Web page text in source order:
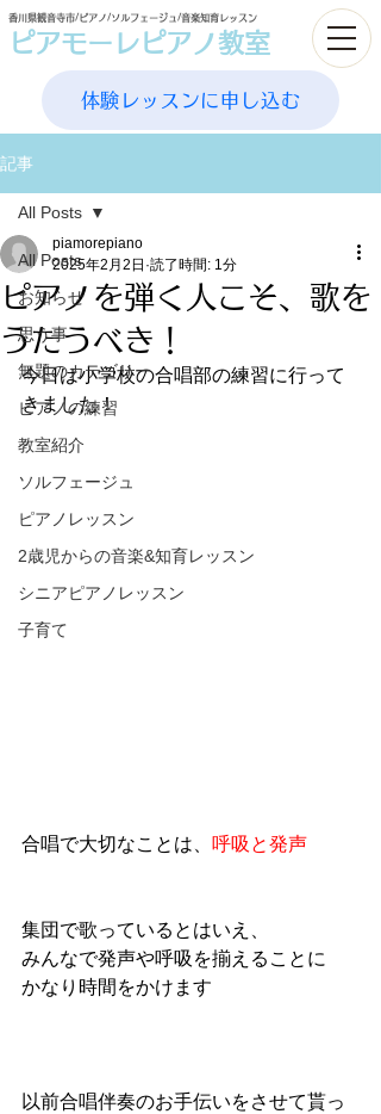
香川県観音寺市/ピアノ/ソルフェージュ/音楽知育レッスン
体験レッスンに申し込む
ピアモーレピアノ教室
記事
All Posts
お知らせ
思う事
無題のカテゴリー
ピアノの練習
教室紹介
ソルフェージュ
ピアノレッスン
2歳児からの音楽&知育レッスン
シニアピアノレッスン
子育て
All Posts
ピアノを弾く人こそ、歌を
うたうべき！
piamorepiano
2025年2月2日 読了時間: 1分
今日は小学校の合唱部の練習に行って
きました！
合唱で大切なことは、 呼吸と発声
集団で歌っているとはいえ、
みんなで発声や呼吸を揃えることに
かなり時間をかけます
以前合唱伴奏のお手伝いをさせて貰っ